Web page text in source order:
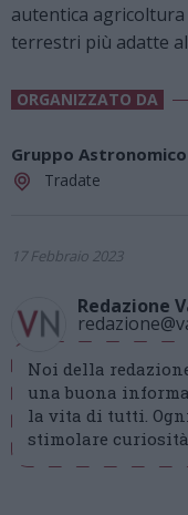
autentica
terrestri più adatte
ORGANIZZATO DA
Gruppo
Tradate
17 Febbraio 2023
Redazione
Noi della
una buona
la vita di tutti.
stimolare